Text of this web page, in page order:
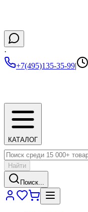
·
+7(495)135-35-99|
КАТАЛОГ
Найти
Поиск...